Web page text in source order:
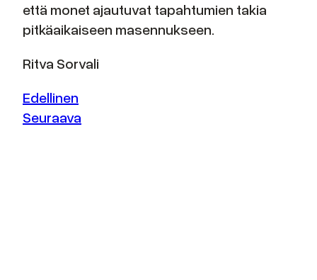
että monet ajautuvat tapahtumien takia
pitkäaikaiseen masennukseen.
Ritva Sorvali
Edellinen
Seuraava